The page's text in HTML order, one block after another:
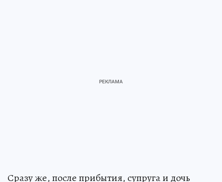
Сразу же, после прибытия, супруга и дочь